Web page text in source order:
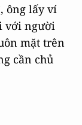
ông lấy ví
với người
mặt trên
cần chủ